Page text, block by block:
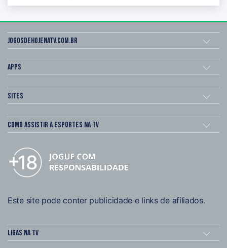
Jogosdehojenatv.com.br
Apps
Sites
Como assistir a esportes na TV
Este site pode conter publicidade e links de afiliados.
Ligas na TV